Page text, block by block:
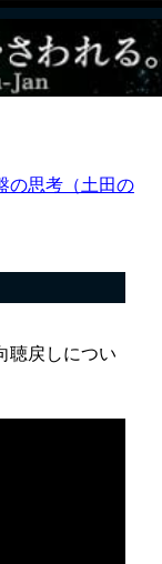
の思考（土田の
聴戻しについ